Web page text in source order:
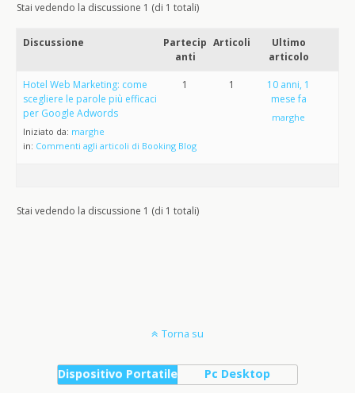
Stai vedendo la discussione 1 (di 1 totali)
Discussione
Partecip
anti
Articoli
Ultimo
articolo
Hotel Web Marketing: come
scegliere le parole più efficaci
per Google Adwords
Iniziato da: marghe
in: Commenti agli articoli di Booking Blog
1 1
10 anni, 1
mese fa
marghe
Stai vedendo la discussione 1 (di 1 totali)
Torna su
Dispositivo Portatile Pc Desktop